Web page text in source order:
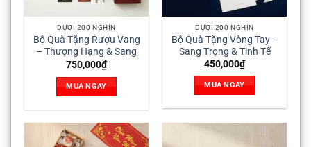
DƯỚI 200 NGHÌN
Bộ Quà Tặng Rượu Vang
– Thượng Hạng & Sang
Trọng
750,000₫
MUA NGAY
DƯỚI 200 NGHÌN
Bộ Quà Tặng Vòng Tay –
Sang Trọng & Tinh Tế
450,000₫
MUA NGAY